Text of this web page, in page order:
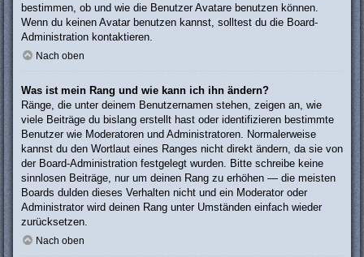
bestimmen, ob und wie die Benutzer Avatare benutzen können.
Wenn du keinen Avatar benutzen kannst, solltest du die Board-
Administration kontaktieren.
Nach oben
Was ist mein Rang und wie kann ich ihn ändern?
Ränge, die unter deinem Benutzernamen stehen, zeigen an, wie
viele Beiträge du bislang erstellt hast oder identifizieren bestimmte
Benutzer wie Moderatoren und Administratoren. Normalerweise
kannst du den Wortlaut eines Ranges nicht direkt ändern, da sie von
der Board-Administration festgelegt wurden. Bitte schreibe keine
sinnlosen Beiträge, nur um deinen Rang zu erhöhen — die meisten
Boards dulden dieses Verhalten nicht und ein Moderator oder
Administrator wird deinen Rang unter Umständen einfach wieder
zurücksetzen.
Nach oben